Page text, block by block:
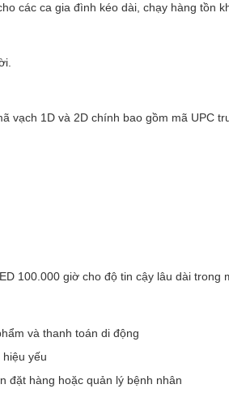
các ca gia đình kéo dài, chạy hàng tồn
1D và 2D chính bao gồm mã UPC
100.000 giờ cho độ tin cậy lâu dài trong
và thanh toán di động
yếu
đặt hàng hoặc quản lý bệnh nhân